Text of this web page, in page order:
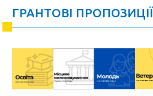
ГРАНТОВІ ПРОПОЗИЦІЇ